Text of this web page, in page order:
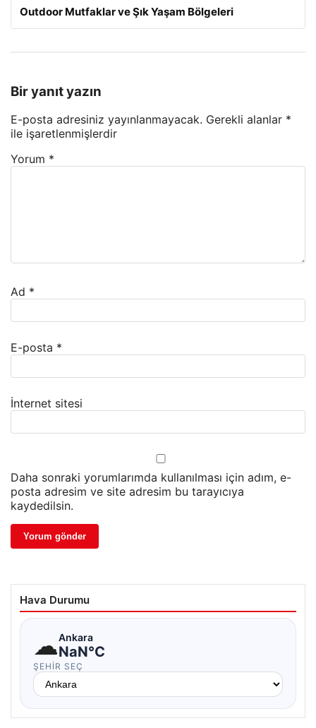
Outdoor Mutfaklar ve Şık Yaşam Bölgeleri
Bir yanıt yazın
E-posta adresiniz yayınlanmayacak. Gerekli alanlar *
ile işaretlenmişlerdir
Yorum *
Ad *
E-posta *
İnternet sitesi
Daha sonraki yorumlarımda kullanılması için adım, e-
posta adresim ve site adresim bu tarayıcıya
kaydedilsin.
Hava Durumu
☁Ankara
NaN°C
ŞEHIR SEÇ